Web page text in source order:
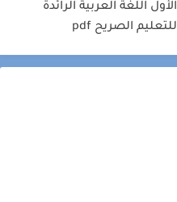
الأول اللغة العربية الرائدة
للتعليم الصريح pdf